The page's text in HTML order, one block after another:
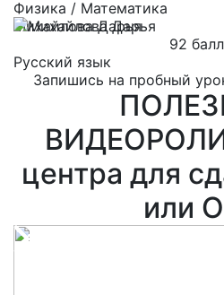
Физика / Математика
Михайлова Дарья
92
Русский язык
Запишись на пробный
центра для
или